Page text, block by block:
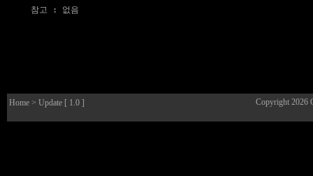
참고 : 없음
Home > Update [ 1.0 ] Copyright 2026